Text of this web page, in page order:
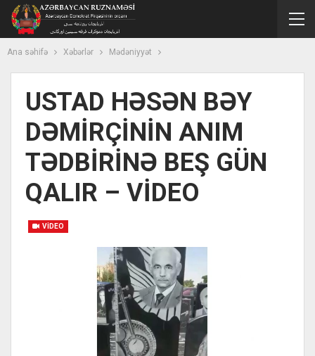
Ana səhifə Xəbərlər Mədəniyyət
USTAD HƏSƏN BƏY
DƏMİRÇİNİN ANIM
TƏDBİRİNƏ BEŞ GÜN
QALIR – VİDEO
VIDEO